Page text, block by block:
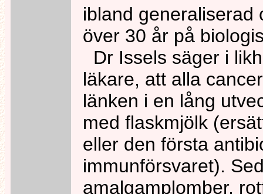
ibland generaliserad
över 30 år på
Dr Issels säger i
läkare, att alla
länken i en lång
med flaskmjölk
eller den första
immunförsvaret).
amalgamplomber,